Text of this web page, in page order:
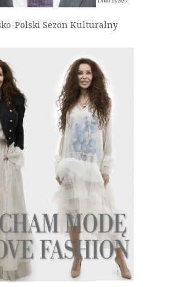
Polski Sezon Kulturalny